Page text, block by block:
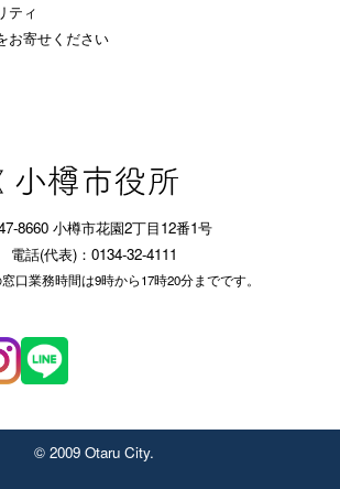
ティ
お寄せください
8660 小樽市花園2丁目12番1号
電話(代表)：0134-32-4111
口業務時間は9時から17時20分までです。
© 2009 Otaru City.